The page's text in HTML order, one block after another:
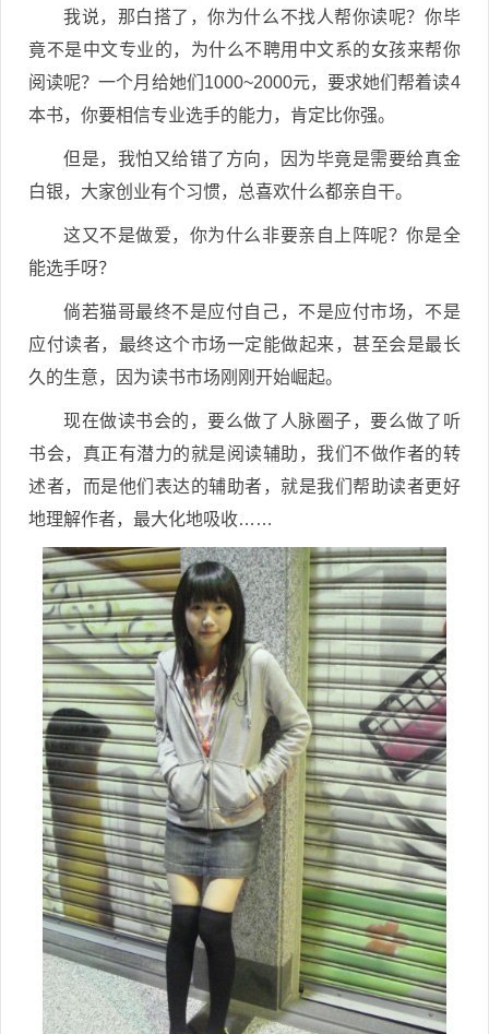
我说，那白搭了，你为什么不找人帮你读呢？你毕
竟不是中文专业的，为什么不聘用中文系的女孩来帮你
阅读呢？一个月给她们1000~2000元，要求她们帮着读4
本书，你要相信专业选手的能力，肯定比你强。
但是，我怕又给错了方向，因为毕竟是需要给真金
白银，大家创业有个习惯，总喜欢什么都亲自干。
这又不是做爱，你为什么非要亲自上阵呢？你是全
能选手呀？
倘若猫哥最终不是应付自己，不是应付市场，不是
应付读者，最终这个市场一定能做起来，甚至会是最长
久的生意，因为读书市场刚刚开始崛起。
现在做读书会的，要么做了人脉圈子，要么做了听
书会，真正有潜力的就是阅读辅助，我们不做作者的转
述者，而是他们表达的辅助者，就是我们帮助读者更好
地理解作者，最大化地吸收……